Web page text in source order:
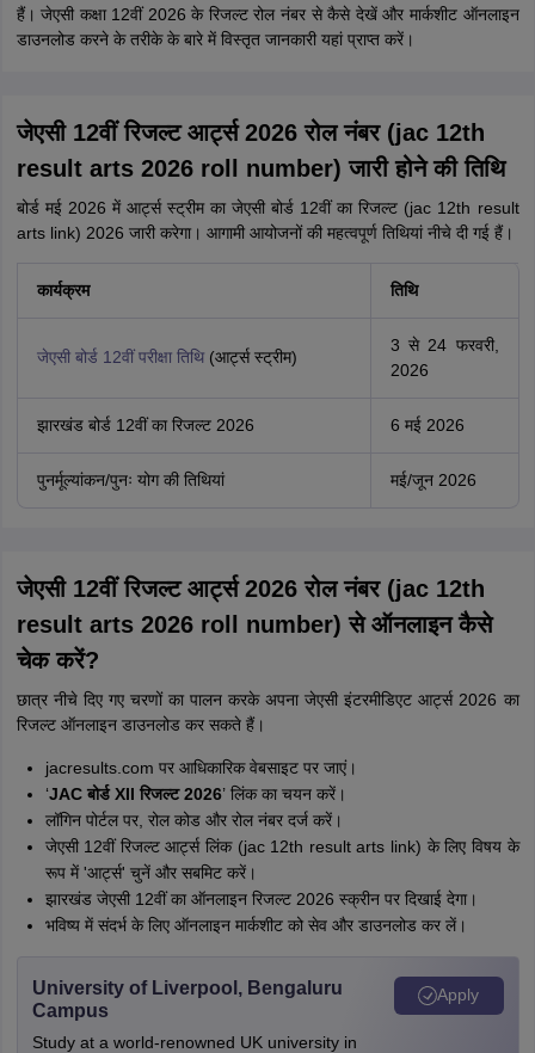
हैं। जेएसी कक्षा 12वीं 2026 के रिजल्ट रोल नंबर से कैसे देखें और मार्कशीट ऑनलाइन
डाउनलोड करने के तरीके के बारे में विस्तृत जानकारी यहां प्राप्त करें।
जेएसी 12वीं रिजल्ट आर्ट्स 2026 रोल नंबर (jac 12th
result arts 2026 roll number) जारी होने की तिथि
बोर्ड मई 2026 में आर्ट्स स्ट्रीम का जेएसी बोर्ड 12वीं का रिजल्ट (jac 12th result
arts link) 2026 जारी करेगा। आगामी आयोजनों की महत्वपूर्ण तिथियां नीचे दी गई हैं।
कार्यक्रम तिथि
जेएसी बोर्ड 12वीं परीक्षा तिथि(आर्ट्स स्ट्रीम)
3 से 24 फरवरी,
2026
झारखंड बोर्ड 12वीं का रिजल्ट 2026 6 मई 2026
पुनर्मूल्यांकन/पुनः योग की तिथियां मई/जून 2026
जेएसी 12वीं रिजल्ट आर्ट्स 2026 रोल नंबर (jac 12th
result arts 2026 roll number) से ऑनलाइन कैसे
चेक करें?
छात्र नीचे दिए गए चरणों का पालन करके अपना जेएसी इंटरमीडिएट आर्ट्स 2026 का
रिजल्ट ऑनलाइन डाउनलोड कर सकते हैं।
jacresults.com पर आधिकारिक वेबसाइट पर जाएं।
‘JAC बोर्ड XII रिजल्ट 2026’ लिंक का चयन करें।
लॉगिन पोर्टल पर, रोल कोड और रोल नंबर दर्ज करें।
जेएसी 12वीं रिजल्ट आर्ट्स लिंक (jac 12th result arts link) के लिए विषय के
रूप में 'आर्ट्स' चुनें और सबमिट करें।
झारखंड जेएसी 12वीं का ऑनलाइन रिजल्ट 2026 स्क्रीन पर दिखाई देगा।
भविष्य में संदर्भ के लिए ऑनलाइन मार्कशीट को सेव और डाउनलोड कर लें।
University of Liverpool, Bengaluru
Campus
Study at a world-renowned UK university in
Apply